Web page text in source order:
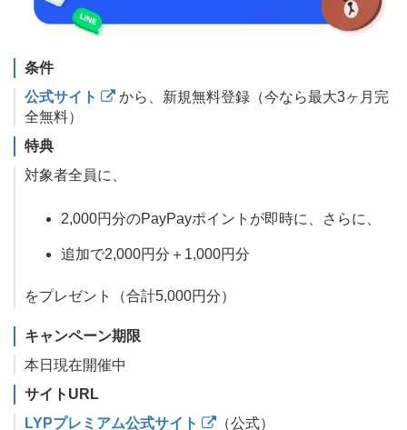
条件
公式サイト
から、新規無料登録（今なら最大3ヶ月完
全無料）
特典
対象者全員に、
2,000円分のPayPayポイントが即時に、さらに、
追加で2,000円分＋1,000円分
をプレゼント（合計5,000円分）
キャンペーン期限
本日現在開催中
サイトURL
LYPプレミアム公式サイト
（公式）